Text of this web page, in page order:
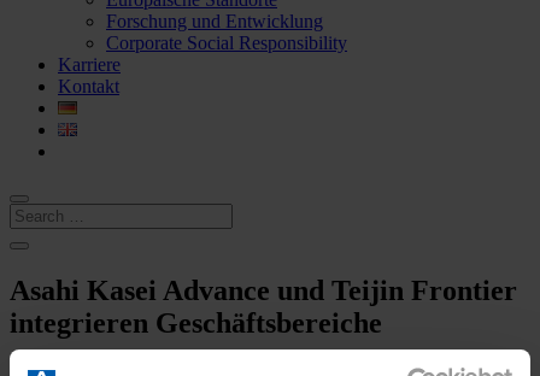
Forschung und Entwicklung
Corporate Social Responsibility
Karriere
Kontakt
Asahi Kasei Advance und Teijin Frontier
integrieren Geschäftsbereiche